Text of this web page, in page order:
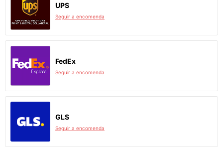
UPS
Seguir a encomenda
FedEx
Seguir a encomenda
GLS
Seguir a encomenda